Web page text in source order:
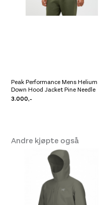
Peak Performance Mens Helium
Down Hood Jacket Pine Needle
3.000,-
Andre kjøpte også